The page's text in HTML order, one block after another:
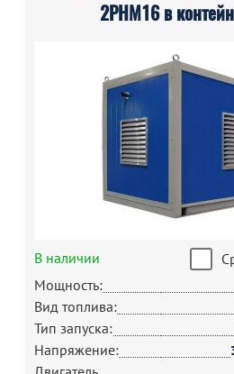
2РНМ16 в
В наличии
Мощность:
Вид топлива:
Тип запуска:
Напряжение: